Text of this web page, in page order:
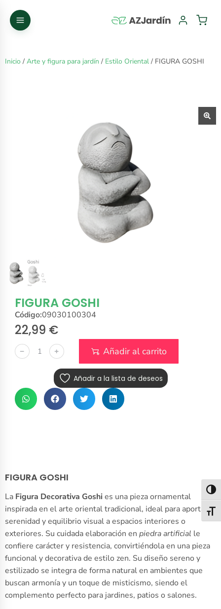
Inicio / Arte y figura para jardín / Estilo Oriental / FIGURA GOSHI
FIGURA GOSHI
Código:09030100304
22,99 €
﹣ ﹢ Añadir al carrito
Añadir a la lista de deseos
FIGURA GOSHI
La Figura Decorativa Goshies una pieza ornamental
inspirada en el arte oriental tradicional, ideal para aportar
serenidad y equilibrio visual a espacios interiores o
exteriores. Su cuidada elaboración en piedra artificial le
confiere carácter y resistencia, convirtiéndola en una pieza
funcional y decorativa de estilo zen. Su diseño sereno y
estilizado se integra de forma natural en ambientes que
buscan armonía y un toque de misticismo, siendo el
complemento perfecto para jardines, patios o salones.